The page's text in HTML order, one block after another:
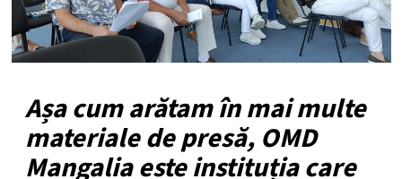
Așa cum arătam în mai multe
materiale de presă, OMD
Mangalia este instituția care